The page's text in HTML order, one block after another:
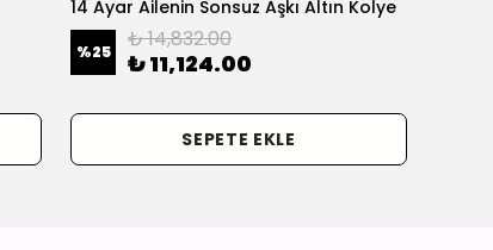
14 Ayar Ailenin Sonsuz Aşkı Altın Kolye
%25 ₺ 14,832.00
₺ 11,124.00
SEPETE EKLE